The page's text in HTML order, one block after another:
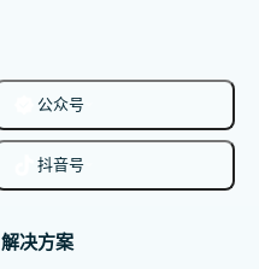
公众号
抖音号
解决方案